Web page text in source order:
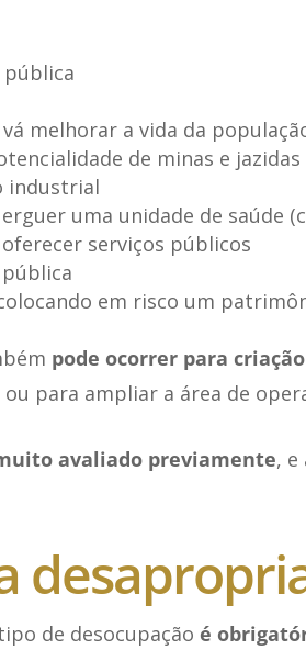
pública
melhorar a vida da
de minas e
industrial
uma unidade de saúde
serviços públicos
em risco um
pode ocorrer para
para ampliar a área de
avaliado previamente, e
de desocupação é